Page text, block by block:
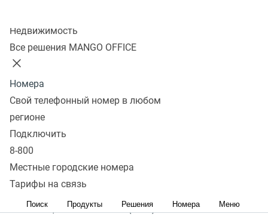
Недвижимость
Все решения MANGO OFFICE
Номера
Свой телефонный номер в любом
регионе
Подключить
8-800
Местные городские номера
Тарифы на связь
Поиск Продукты Решения Номера Меню
Да
Посмотреть все Свернуть
Тип системы
Ничего не найдено
CRM
ERP
Service Desk
Управление кандидатами HRM/HCM/ATS
Бухгалтерия
Медицинские системы (МИС)